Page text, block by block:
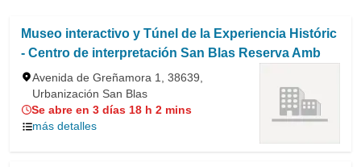
Museo interactivo y Túnel de la Experiencia Históric
- Centro de interpretación San Blas Reserva Amb
Avenida de Greñamora 1, 38639,
Urbanización San Blas
Se abre en 3 días 18 h 2 mins
más detalles